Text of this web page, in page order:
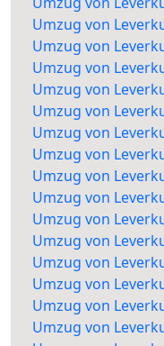
Umzug von
Umzug von
Umzug von
Umzug von
Umzug von
Umzug von
Umzug von
Umzug von
Umzug von
Umzug von
Umzug von
Umzug von
Umzug von
Umzug von
Umzug von